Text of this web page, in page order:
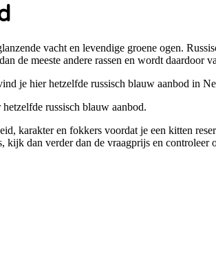
vacht en levendige groene ogen.
de meeste andere rassen en wordt daardoor
je hier hetzelfde russisch blauw aanbod in
hetzelfde russisch blauw aanbod.
karakter en fokkers voordat je een kitten
, kijk dan verder dan de vraagprijs en controleer